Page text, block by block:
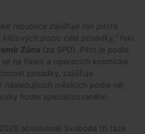
republice zajišťuje roli pilota
klíčových pozic celé posádky,“ řekl
Zůna (za SPD). Pilot je podle
na řízení a operacích kosmické
posádky, zajišťuje
následujících měsících podle něj
hodin specializovaného
absolvoval Svoboda tři fáze